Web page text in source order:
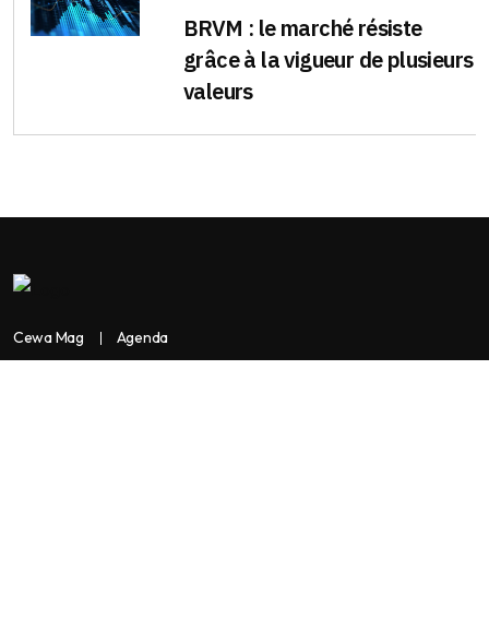
BRVM : le marché résiste
grâce à la vigueur de plusieurs
valeurs
Cewa Mag Agenda